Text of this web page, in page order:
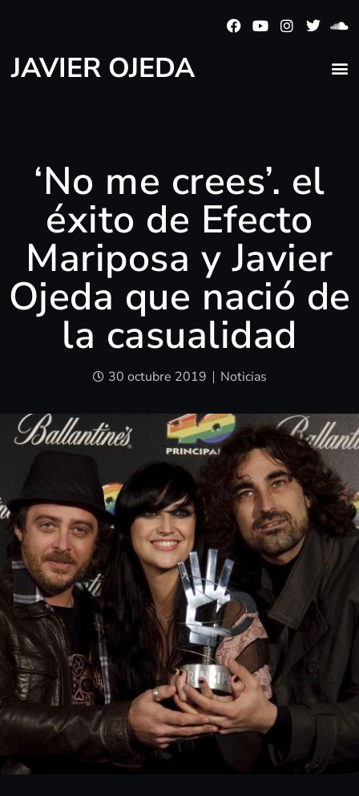
JAVIER OJEDA
‘No me crees’. el
éxito de Efecto
Mariposa y Javier
Ojeda que nació de
la casualidad
30 octubre 2019 Noticias